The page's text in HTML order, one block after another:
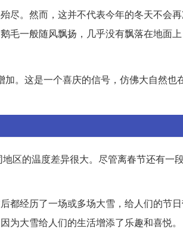
尽。然而，这并不代表今年的冬天不会
毛一般随风飘扬，几乎没有飘落在地面
。这是一个喜庆的信号，仿佛大自然也
区的温度差异很大。尽管离春节还有一
都经历了一场或多场大雪，给人们的节
大雪给人们的生活增添了乐趣和喜悦。